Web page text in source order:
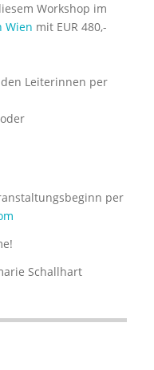
Workshop im
Wien mit EUR 480,-
Leiterinnen per
per
Schallhart